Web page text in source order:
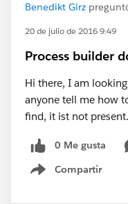
Benedikt Girz
20 de julio de 2016 9:49
Process builder
Hi there, I am
anyone tell me how
find, it ist not present.
0 Me gusta
Compartir
Show menu